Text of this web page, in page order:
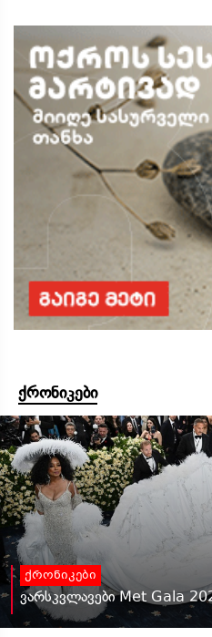
ქრონიკები
ქრონიკები
ვარსკვლავები Met Gala